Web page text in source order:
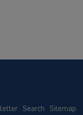
Search Sitemap